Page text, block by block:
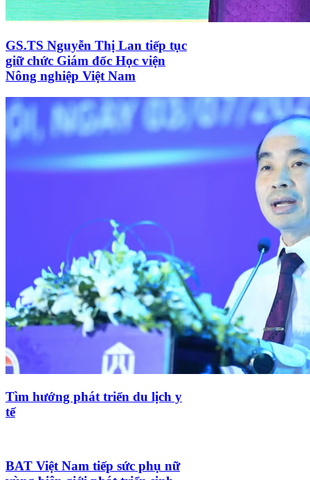
GS.TS Nguyễn Thị Lan tiếp tục
giữ chức Giám đốc Học viện
Nông nghiệp Việt Nam
Tìm hướng phát triển du lịch y
tế